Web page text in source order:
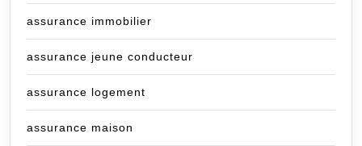
assurance immobilier
assurance jeune conducteur
assurance logement
assurance maison